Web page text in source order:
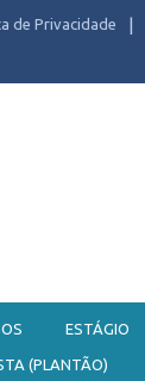
de Privacidade
ESTÁGIO
(PLANTÃO)